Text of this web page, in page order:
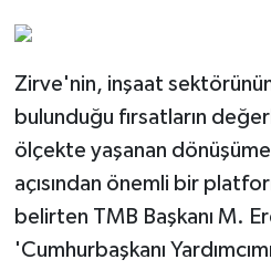
Zirve'nin, inşaat sektörünün
bulunduğu fırsatların
ölçekte yaşanan dönüşüme
açısından önemli bir
belirten TMB Başkanı M.
'Cumhurbaşkanı